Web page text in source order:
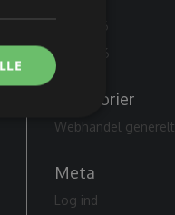
juni 2026
maj 2026
Kategorier
Webhandel generelt
Meta
Log ind